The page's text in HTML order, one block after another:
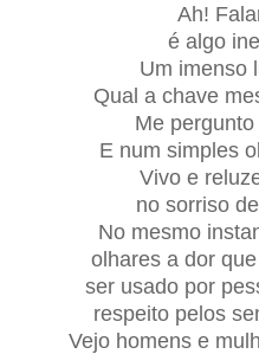
Ah!
é algo
Um imenso
Qual a chave
Me
E num simples
Vivo e
no sorriso
No mesmo
olhares a dor
ser usado por
respeito pelos
Vejo homens e